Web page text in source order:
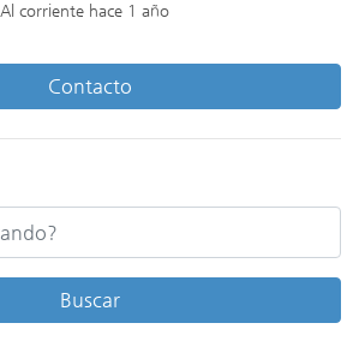
Al corriente hace 1 año
Contacto